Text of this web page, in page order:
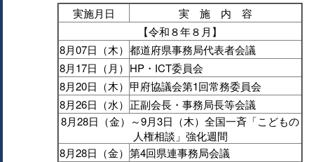
実施月日
実 施 内 容
【令和８年８月】
8月07日（木） 都道府県事務局代表者会議
8月17日（月） HP・ICT委員会
8月20日（木） 甲府協議会第1回常務委員会
8月26日（水） 正副会長・事務局長等会議
8月28日（金）～9月3日（木）全国一斉「こどもの
人権相談」強化週間
8月28日（金） 第4回県連事務局会議